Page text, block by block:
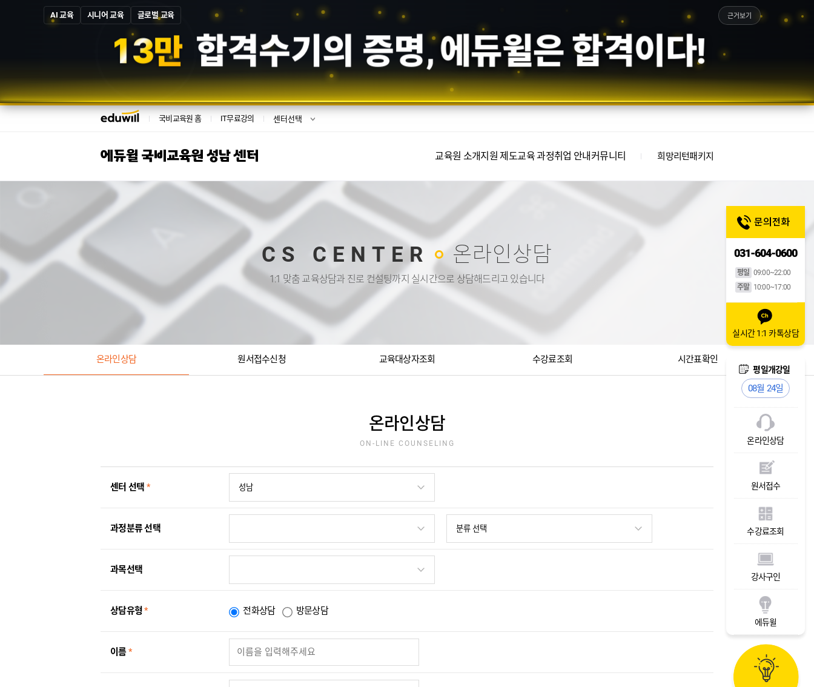
AI 교육 시니어 교육 글로벌 교육
13만 합격수기의 증명,에듀윌은 합격이다!
근거보기
국비교육원 홈 IT무료강의 센터선택
에듀윌 국비교육원 성남 센터 교육원 소개지원 제도교육 과정취업 안내 커뮤니티 희망리턴패키지
CS CENTER 온라인상담
1:1 맞춤 교육상담과 진로 컨설팅까지 실시간으로 상담해드리고 있습니다
온라인상담 원서접수신청 교육대상자조회 수강료조회 시간표확인
온라인상담
ON-LINE COUNSELING
센터 선택 *
과정분류 선택
과목선택
상담유형* 전화상담 방문상담
이름*
031-604-0600
평일 09:00~22:00
주말 10:00~17:00
실시간 1:1 카톡상담
주말개강일
08월 29일
온라인상담
원서접수
수강료조회
강사구인
에듀윌